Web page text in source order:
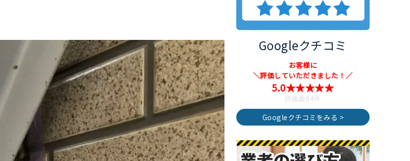
Googleクチコミ
お客様に
＼評価していただきました！／
5.0★★★★★
評価数84件
Googleクチコミをみる >